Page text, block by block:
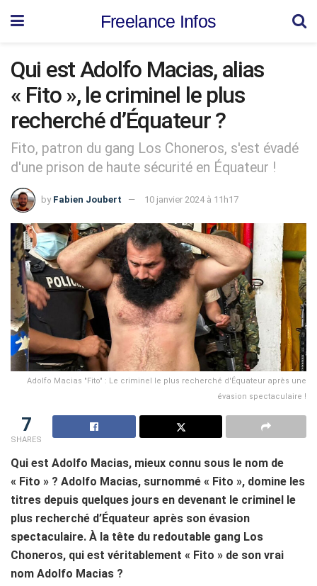
Freelance Infos
Qui est Adolfo Macias, alias
« Fito », le criminel le plus
recherché d’Équateur ?
Fito, patron du gang Los Choneros, s'est évadé
d'une prison de haute sécurité en Équateur !
by Fabien Joubert 10 janvier 2024 à 11h17
Adolfo Macias "Fito" : Le criminel le plus recherché d'Équateur après une
évasion spectaculaire !
7
SHARES
Qui est Adolfo Macias, mieux connu sous le nom de
« Fito » ? Adolfo Macias, surnommé « Fito », domine les
titres depuis quelques jours en devenant le criminel le
plus recherché d’Équateur après son évasion
spectaculaire. À la tête du redoutable gang Los
Choneros, qui est véritablement « Fito » de son vrai
nom Adolfo Macias ?